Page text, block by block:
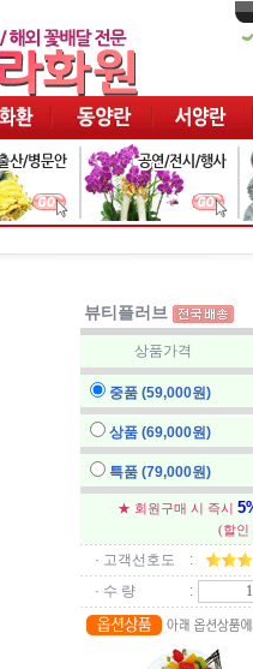
뷰티플러브
상품가격
중품 (59,000원)
상품 (69,000원)
특품 (79,000원)
★ 회원구매 시 즉시
(할인
· 고객선호도
:
· 수 량
: